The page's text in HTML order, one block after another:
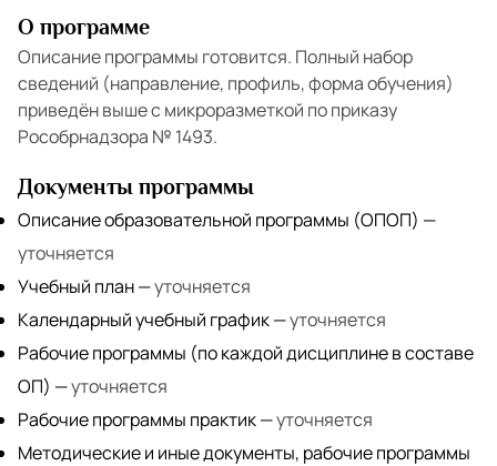
О программе
Описание программы готовится. Полный набор
сведений (направление, профиль, форма обучения)
приведён выше с микроразметкой по приказу
Рособрнадзора № 1493.
Документы программы
Описание образовательной программы (ОПОП) —
уточняется
Учебный план—уточняется
Календарный учебный график—уточняется
Рабочие программы (по каждой дисциплине в составе
ОП) —уточняется
Рабочие программы практик—уточняется
Методические и иные документы, рабочие программы